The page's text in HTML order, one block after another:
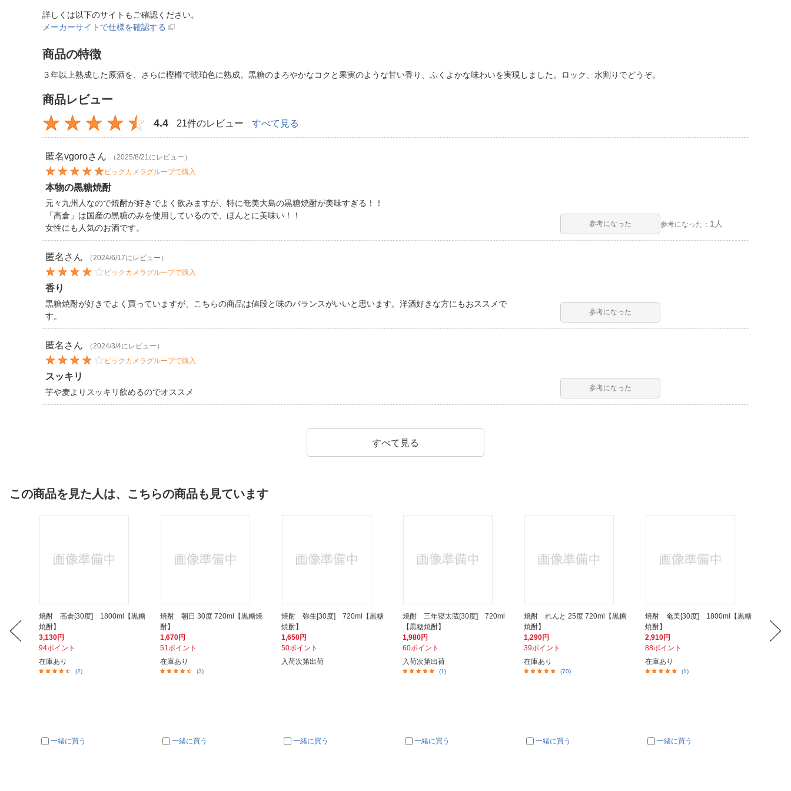
詳しくは以下のサイトもご確認ください。
メーカーサイトで仕様を確認する
商品の特徴
３年以上熟成した原酒を、さらに樫樽で琥珀色に熟成。黒糖のまろやかなコクと果実のような甘い香り、ふくよかな味わいを実現しました。ロック、水割りでどうぞ。
商品レビュー
4.4 21件のレビュー すべて見る
匿名vgoroさん
（2025/8/21にレビュー）
ビックカメラグループで購入
本物の黒糖焼酎
元々九州人なので焼酎が好きでよく飲みますが、特に奄美大島の黒糖焼酎が美味すぎる！！
「高倉」は国産の黒糖のみを使用しているので、ほんとに美味い！！
女性にも人気のお酒です。
参考になった 参考になった： 1人
匿名 さん
（2024/6/17にレビュー）
ビックカメラグループで購入
香り
黒糖焼酎が好きでよく買っていますが、こちらの商品は値段と味のバランスがいいと思います。洋酒好きな方にもおススメで
す。
参考になった
匿名 さん
（2024/3/4にレビュー）
ビックカメラグループで購入
スッキリ
芋や麦よりスッキリ飲めるのでオススメ 参考になった
すべて見る
この商品を見た人は、こちらの商品も見ています
焼酎 高倉[30度] 1800ml【黒糖
焼酎】
3,130円
94ポイント
在庫あり
(2)
一緒に買う
焼酎 朝日 30度 720ml【黒糖焼
酎】
1,670円
51ポイント
在庫あり
(3)
一緒に買う
焼酎 弥生[30度] 720ml【黒糖
焼酎】
1,650円
50ポイント
入荷次第出荷
一緒に買う
焼酎 三年寝太蔵[30度] 720ml
【黒糖焼酎】
1,980円
60ポイント
入荷次第出荷
(1)
一緒に買う
焼酎 れんと 25度 720ml【黒糖
焼酎】
1,290円
39ポイント
在庫あり
(70)
一緒に買う
焼酎 奄美[30度] 1800ml【黒糖
焼酎】
2,910円
88ポイント
在庫あり
(1)
一緒に買う
【黒
2,035円